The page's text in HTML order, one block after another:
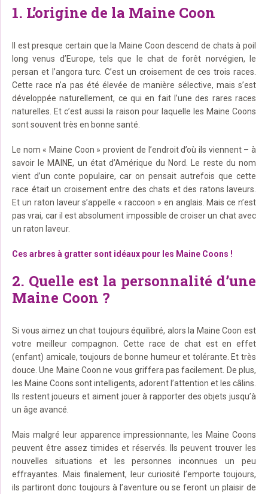
1. L’origine de la Maine Coon
Il est presque certain que la Maine Coon descend de chats à poil
long venus d’Europe, tels que le chat de forêt norvégien, le
persan et l’angora turc. C’est un croisement de ces trois races.
Cette race n’a pas été élevée de manière sélective, mais s’est
développée naturellement, ce qui en fait l’une des rares races
naturelles. Et c’est aussi la raison pour laquelle les Maine Coons
sont souvent très en bonne santé.
Le nom « Maine Coon » provient de l’endroit d’où ils viennent – à
savoir le MAINE, un état d’Amérique du Nord. Le reste du nom
vient d’un conte populaire, car on pensait autrefois que cette
race était un croisement entre des chats et des ratons laveurs.
Et un raton laveur s’appelle « raccoon » en anglais. Mais ce n’est
pas vrai, car il est absolument impossible de croiser un chat avec
un raton laveur.
Ces arbres à gratter sont idéaux pour les Maine Coons !
2. Quelle est la personnalité d’une
Maine Coon ?
Si vous aimez un chat toujours équilibré, alors la Maine Coon est
votre meilleur compagnon. Cette race de chat est en effet
(enfant) amicale, toujours de bonne humeur et tolérante. Et très
douce. Une Maine Coon ne vous griffera pas facilement. De plus,
les Maine Coons sont intelligents, adorent l’attention et les câlins.
Ils restent joueurs et aiment jouer à rapporter des objets jusqu’à
un âge avancé.
Mais malgré leur apparence impressionnante, les Maine Coons
peuvent être assez timides et réservés. Ils peuvent trouver les
nouvelles situations et les personnes inconnues un peu
effrayantes. Mais finalement, leur curiosité l’emporte toujours,
ils partiront donc toujours à l’aventure ou se feront un plaisir de